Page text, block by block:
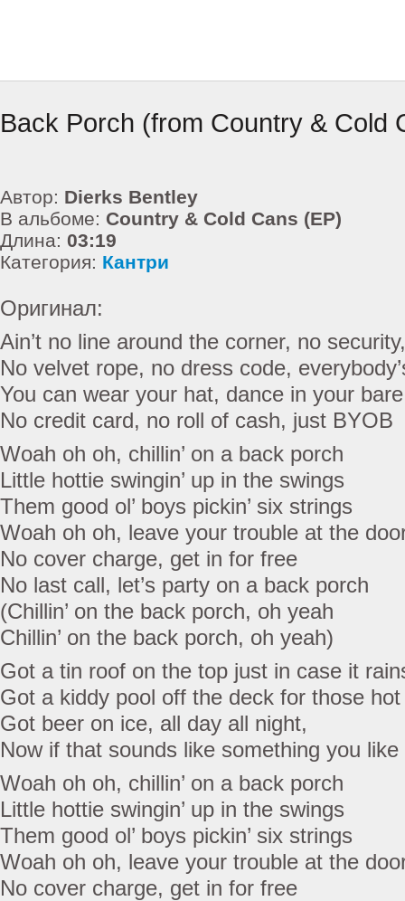
Back Porch (from Country & Cold
Автор: Dierks Bentley
В альбоме: Country & Cold Cans (EP)
Длина: 03:19
Категория: Кантри
Оригинал:
Ain’t no line around the corner, no security,
No velvet rope, no dress code,
You can wear your hat, dance in your
No credit card, no roll of cash, just BYOB
Woah oh oh, chillin’ on a back porch
Little hottie swingin’ up in the swings
Them good ol’ boys pickin’ six strings
Woah oh oh, leave your trouble at the
No cover charge, get in for free
No last call, let’s party on a back porch
(Chillin’ on the back porch, oh yeah
Chillin’ on the back porch, oh yeah)
Got a tin roof on the top just in case it
Got a kiddy pool off the deck for those
Got beer on ice, all day all night,
Now if that sounds like something you
Woah oh oh, chillin’ on a back porch
Little hottie swingin’ up in the swings
Them good ol’ boys pickin’ six strings
Woah oh oh, leave your trouble at the
No cover charge, get in for free